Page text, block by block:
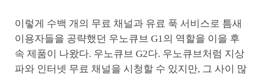
이렇게 수백 개의 무료 채널과 유료 푹 서비스로 틈새
이용자들을 공략했던 우노큐브 G1의 역할을 이을 후
속 제품이 나왔다. 우노큐브 G2다. 우노큐브처럼 지상
파와 인터넷 무료 채널을 시청할 수 있지만, 그 사이 많